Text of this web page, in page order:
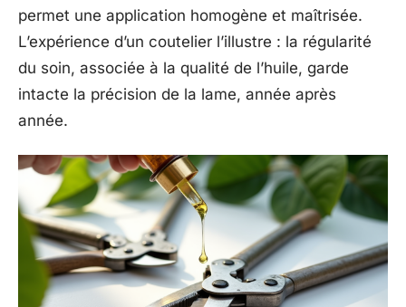
permet une application homogène et maîtrisée.
L’expérience d’un coutelier l’illustre : la régularité
du soin, associée à la qualité de l’huile, garde
intacte la précision de la lame, année après
année.